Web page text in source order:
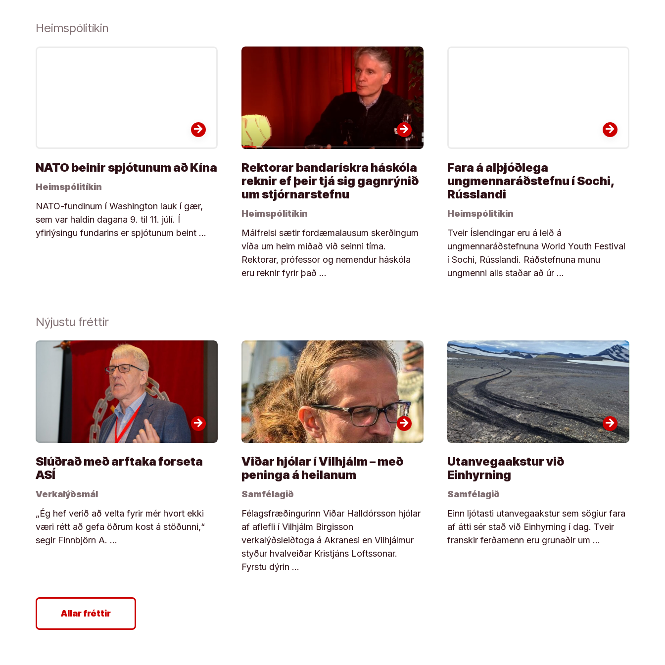
Heimspólitíkin
arrow_forward
NATO beinir spjótunum að Kína
Heimspólitíkin
NATO-fundinum í Washington lauk í gær,
sem var haldin dagana 9. til 11. júlí. Í
yfirlýsingu fundarins er spjótunum beint …
arrow_forward
Rektorar bandarískra háskóla
reknir ef þeir tjá sig gagnrýnið
um stjórnarstefnu
Heimspólitíkin
Málfrelsi sætir fordæmalausum skerðingum
víða um heim miðað við seinni tíma.
Rektorar, prófessor og nemendur háskóla
eru reknir fyrir það …
arrow_forward
Fara á alþjóðlega
ungmennaráðstefnu í Sochi,
Rússlandi
Heimspólitíkin
Tveir Íslendingar eru á leið á
ungmennaráðstefnuna World Youth Festival
í Sochi, Rússlandi. Ráðstefnuna munu
ungmenni alls staðar að úr …
Nýjustu fréttir
arrow_forward
Slúðrað með arftaka forseta
ASÍ
Verkalýðsmál
„Ég hef verið að velta fyrir mér hvort ekki
væri rétt að gefa öðrum kost á stöðunni,“
segir Finnbjörn A. …
arrow_forward
Viðar hjólar í Vilhjálm – með
peninga á heilanum
Samfélagið
Félagsfræðingurinn Viðar Halldórsson hjólar
af aflefli í Vilhjálm Birgisson
verkalýðsleiðtoga á Akranesi en Vilhjálmur
styður hvalveiðar Kristjáns Loftssonar.
Fyrstu dýrin …
arrow_forward
Utanvegaakstur við
Einhyrning
Samfélagið
Einn ljótasti utanvegaakstur sem sögiur fara
af átti sér stað við Einhyrning í dag. Tveir
franskir ferðamenn eru grunaðir um …
Allar fréttir